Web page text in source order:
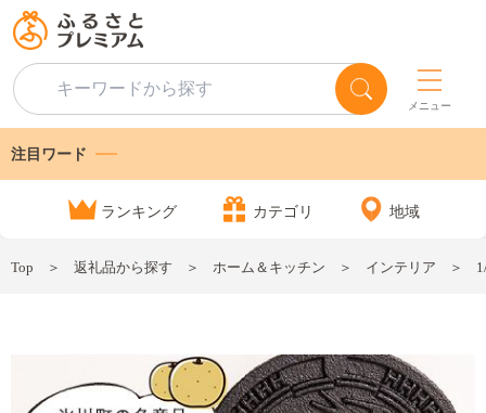
メニュー
注目ワード
ランキング カテゴリ 地域
Top 返礼品から探す ホーム＆キッチン インテリア